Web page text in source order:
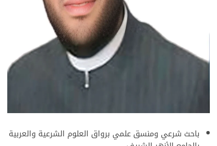
باحث شرعي ومنسق علمي برواق العلوم الشرعية والعربية